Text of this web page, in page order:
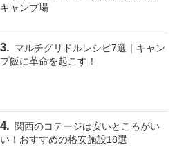
キャンプ場
マルチグリドルレシピ7選｜キャン
プ飯に革命を起こす！
関西のコテージは安いところがい
い！おすすめの格安施設18選